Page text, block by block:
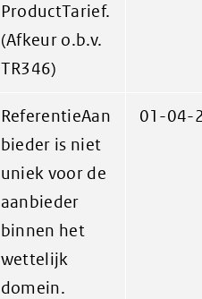
ProductTarief.
(Afkeur o.b.v.
TR346)
ReferentieAan
bieder is niet
uniek voor de
aanbieder
binnen het
wettelijk
domein.
01-04-